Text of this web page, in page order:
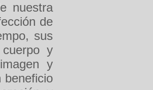
nuestra
de
sus
y
y
beneficio